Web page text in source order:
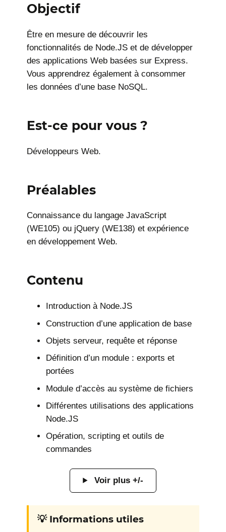
Objectif
Être en mesure de découvrir les
fonctionnalités de Node.JS et de développer
des applications Web basées sur Express.
Vous apprendrez également à consommer
les données d’une base NoSQL.
Est-ce pour vous ?
Développeurs Web.
Préalables
Connaissance du langage JavaScript
(WE105) ou jQuery (WE138) et expérience
en développement Web.
Contenu
Introduction à Node.JS
Construction d’une application de base
Objets serveur, requête et réponse
Définition d’un module : exports et
portées
Module d’accès au système de fichiers
Différentes utilisations des applications
Node.JS
Opération, scripting et outils de
commandes
Voir plus +/-
💡 Informations utiles